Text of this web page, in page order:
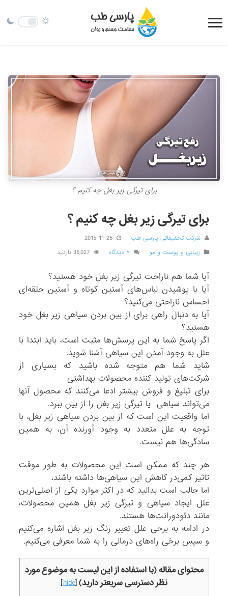
برای تیرگی زیر بغل چه کنیم ؟
برای تیرگی زیر بغل چه کنیم ؟
شرکت تحقیقاتی پارسی طب
2015-11-26
زیبایی و پوست و مو
۷ دیدگاه 36,027 بازدید
آیا شما هم ناراحت تیرگی زیر بغل خود هستید؟
آیا با پوشیدن لباس‌های آستین کوتاه و آستین حلقه‌ای‌
احساس ناراحتی می‌کنید؟
آیا به دنبال راهی برای از بین بردن سیاهی زیر بغل خود
هستید؟
اگر پاسخ شما به این پرسش‌ها مثبت است، باید ابتدا با
علل به وجود آمدن این سیاهی آشنا شوید.
شاید شما هم متوجه شده باشید که بسیاری از
شرکت‌های تولید کننده محصولات بهداشتی
برای تبلیغ و فروش بیشتر ادعا می‌کنند که محصول آنها
می‌تواند سیاهی یا تیرگی زیر بغل را از بین ببرد.
اما واقعیت این است که از بین بردن سیاهی زیر بغل، با
توجه به علل متعدد به وجود آورنده آن، به همین
سادگی‌ها هم نیست.
هر چند که ممکن است این محصولات به طور موقت
تاثیر کمی‌در کاهش این سیاهی‌ها داشته باشند،
اما جالب است بدانید که در اکثر موارد یکی از اصلی‌ترین
علل ایجاد سیاهی و تیرگی زیر بغل همین محصولات،
مانند دئودورانت‌ها هستند.
در ادامه به برخی علل تغییر رنگ زیر بغل اشاره می‌کنیم
و سپس برخی راه‌های درمانی را به شما معرفی می‌کنیم.
محتوای مقاله (با استفاده از این لیست به موضوع مورد
نظر دسترسی سریعتر دارید)[
hide
]